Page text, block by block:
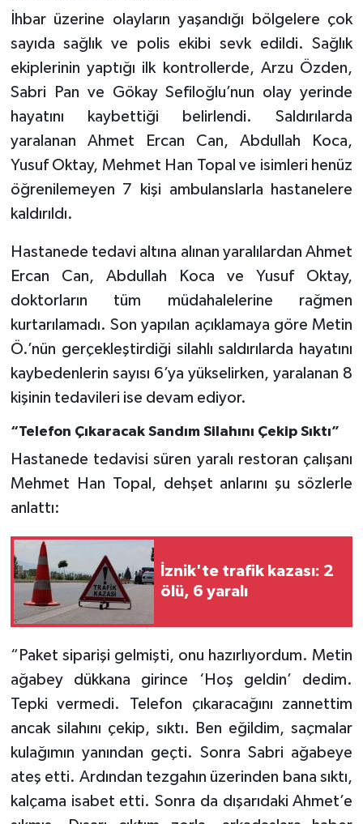
İhbar üzerine olayların yaşandığı bölgelere çok
sayıda sağlık ve polis ekibi sevk edildi. Sağlık
ekiplerinin yaptığı ilk kontrollerde, Arzu Özden,
Sabri Pan ve Gökay Sefiloğlu’nun olay yerinde
hayatını kaybettiği belirlendi. Saldırılarda
yaralanan Ahmet Ercan Can, Abdullah Koca,
Yusuf Oktay, Mehmet Han Topal ve isimleri henüz
öğrenilemeyen 7 kişi ambulanslarla hastanelere
kaldırıldı.
Hastanede tedavi altına alınan yaralılardan Ahmet
Ercan Can, Abdullah Koca ve Yusuf Oktay,
doktorların tüm müdahalelerine rağmen
kurtarılamadı. Son yapılan açıklamaya göre Metin
Ö.’nün gerçekleştirdiği silahlı saldırılarda hayatını
kaybedenlerin sayısı 6’ya yükselirken, yaralanan 8
kişinin tedavileri ise devam ediyor.
“Telefon Çıkaracak Sandım Silahını Çekip Sıktı”
Hastanede tedavisi süren yaralı restoran çalışanı
Mehmet Han Topal, dehşet anlarını şu sözlerle
anlattı:
İznik'te trafik kazası: 2
ölü, 6 yaralı
“Paket siparişi gelmişti, onu hazırlıyordum. Metin
ağabey dükkana girince ‘Hoş geldin’ dedim.
Tepki vermedi. Telefon çıkaracağını zannettim
ancak silahını çekip, sıktı. Ben eğildim, saçmalar
kulağımın yanından geçti. Sonra Sabri ağabeye
ateş etti. Ardından tezgahın üzerinden bana sıktı,
kalçama isabet etti. Sonra da dışarıdaki Ahmet’e